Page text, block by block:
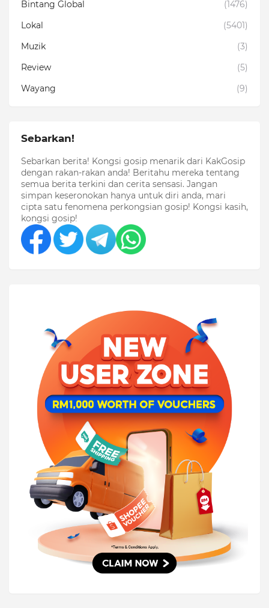
Bintang Global
(1476)
Lokal
(5401)
Muzik
(3)
Review
(5)
Wayang
(9)
Sebarkan!
Sebarkan berita! Kongsi gosip menarik dari KakGosip
dengan rakan-rakan anda! Beritahu mereka tentang
semua berita terkini dan cerita sensasi. Jangan
simpan keseronokan hanya untuk diri anda, mari
cipta satu fenomena perkongsian gosip! Kongsi kasih,
kongsi gosip!